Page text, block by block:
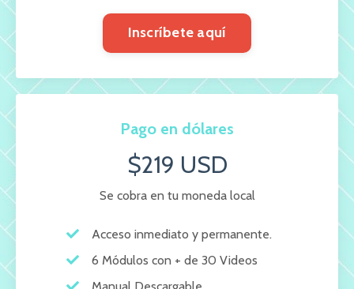
Inscríbete aquí
Pago en dólares
$219 USD
Se cobra en tu moneda local
Acceso inmediato y permanente.
6 Módulos con + de 30 Videos
Manual Descargable